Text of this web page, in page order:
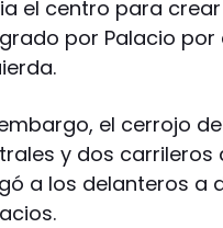
el centro para
por Palacio por
el cerrojo
y dos
a los delanteros a